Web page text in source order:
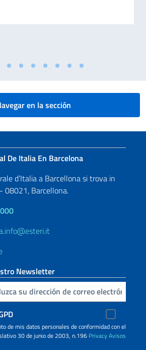
en la sección
De Italia En Barcelona
d’Italia a Barcellona si trova in
08021, Barcellona.
Newsletter
de mis datos personales de conformidad con el
30 de junio de 2003, n.196 PrivacyAvisos